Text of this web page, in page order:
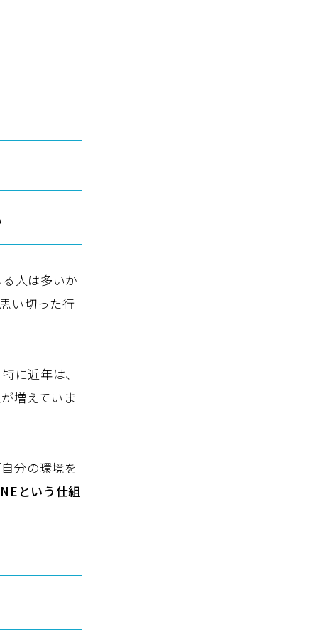
人は多いか
い切った行
に近年は、
増えていま
分の環境を
という仕組